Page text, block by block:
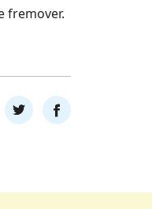
fremover.
Del
på
Del
på